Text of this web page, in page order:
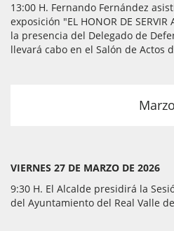
13:00 H. Fernando Fernández
exposición "EL HONOR DE
la presencia del Delegado de
llevará cabo en el Salón de Actos
Marzo
VIERNES 27 DE MARZO DE 2026
9:30 H. El Alcalde presidirá la
del Ayuntamiento del Real Valle